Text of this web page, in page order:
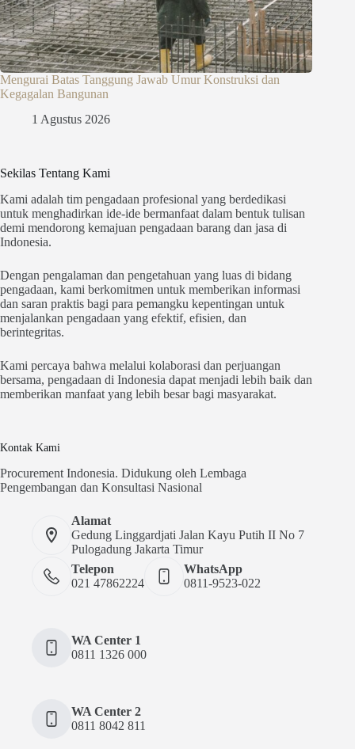
Mengurai Batas Tanggung Jawab Umur Konstruksi dan
Kegagalan Bangunan
1 Agustus 2026
Sekilas Tentang Kami
Kami adalah tim pengadaan profesional yang berdedikasi
untuk menghadirkan ide-ide bermanfaat dalam bentuk tulisan
demi mendorong kemajuan pengadaan barang dan jasa di
Indonesia.
Dengan pengalaman dan pengetahuan yang luas di bidang
pengadaan, kami berkomitmen untuk memberikan informasi
dan saran praktis bagi para pemangku kepentingan untuk
menjalankan pengadaan yang efektif, efisien, dan
berintegritas.
Kami percaya bahwa melalui kolaborasi dan perjuangan
bersama, pengadaan di Indonesia dapat menjadi lebih baik dan
memberikan manfaat yang lebih besar bagi masyarakat.
Kontak Kami
Procurement Indonesia. Didukung oleh Lembaga
Pengembangan dan Konsultasi Nasional
Alamat
Gedung Linggardjati Jalan Kayu Putih II No 7
Pulogadung Jakarta Timur
Telepon
021 47862224
WhatsApp
0811-9523-022
WA Center 1
0811 1326 000
WA Center 2
0811 8042 811